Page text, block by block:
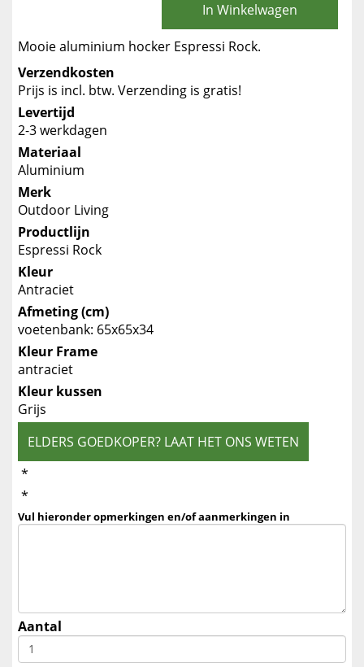
In Winkelwagen
Mooie aluminium hocker Espressi Rock.
Verzendkosten
Prijs is incl. btw. Verzending is gratis!
Levertijd
2-3 werkdagen
Materiaal
Aluminium
Merk
Outdoor Living
Productlijn
Espressi Rock
Kleur
Antraciet
Afmeting (cm)
voetenbank: 65x65x34
Kleur Frame
antraciet
Kleur kussen
Grijs
ELDERS GOEDKOPER? LAAT HET ONS WETEN
*
*
Vul hieronder opmerkingen en/of aanmerkingen in
Aantal